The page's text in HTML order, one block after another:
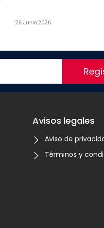
29 Junio 2026
Avisos legales
Aviso de
Términos y